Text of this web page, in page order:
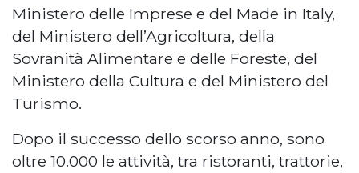
Ministero delle Imprese e del Made in Italy,
del Ministero dell’Agricoltura, della
Sovranità Alimentare e delle Foreste, del
Ministero della Cultura e del Ministero del
Turismo.
Dopo il successo dello scorso anno, sono
oltre 10.000 le attività, tra ristoranti, trattorie,